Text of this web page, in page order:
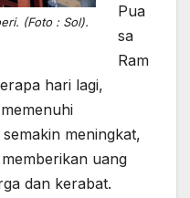
(Foto : Sol).
Pua
sa
Ram
hari lagi,
meningkat,
uang
dan kerabat.